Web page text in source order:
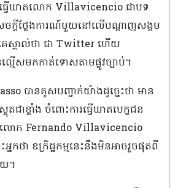
វើឃាតលោក Villavicencio ជាបទ
េចក្តីថ្លែងការណ៍មួយនៅលើបណ្តាញសង្គម
េស្គាល់ថា ជា Twitter ហើយ
ល្មើសមកកាត់ទោសតាមផ្លូវច្បាប់។
បានគូសបញ្ជាក់យ៉ាងដូច្នេះថា មាន
ជាខ្លាំង ចំពោះការធ្វើឃាតបេក្ខជន
រ លោក Fernando Villavicencio
នកថា ឧក្រិដ្ឋកម្មនេះនឹងមិនអាចរួចផុតពី
។